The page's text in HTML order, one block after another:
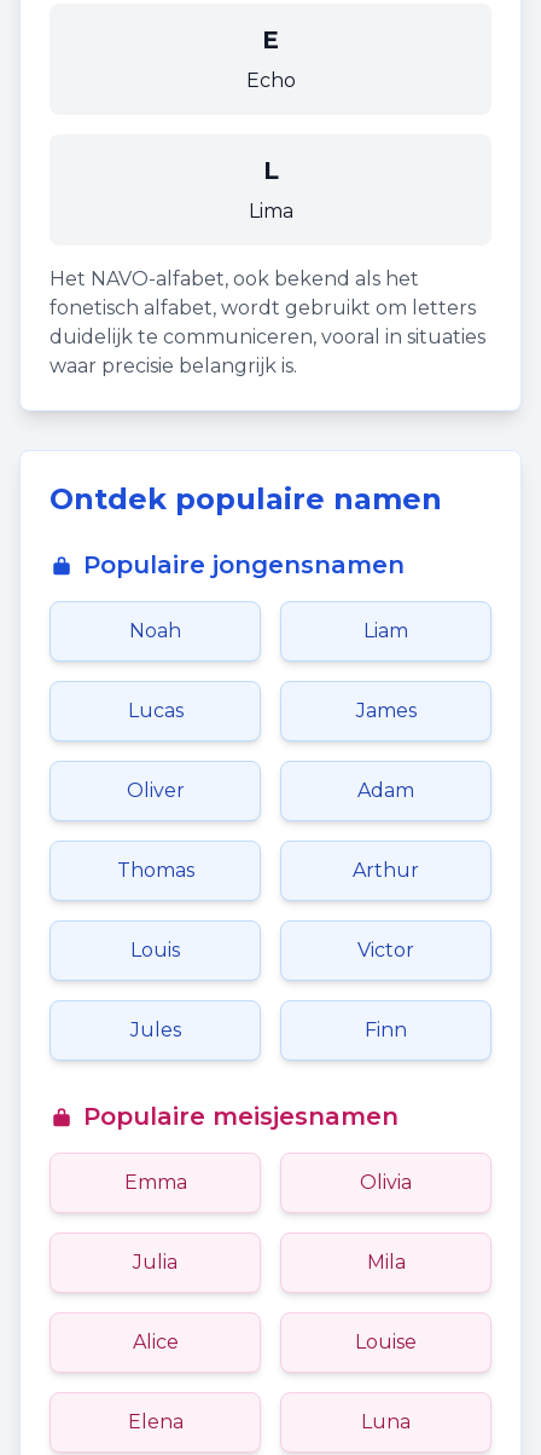
E
Echo
L
Lima
Het NAVO-alfabet, ook bekend als het
fonetisch alfabet, wordt gebruikt om letters
duidelijk te communiceren, vooral in situaties
waar precisie belangrijk is.
Ontdek populaire namen
Populaire jongensnamen
Noah Liam
Lucas James
Oliver Adam
Thomas Arthur
Louis Victor
Jules Finn
Populaire meisjesnamen
Emma Olivia
Julia Mila
Alice Louise
Elena Luna